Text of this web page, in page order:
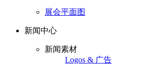
展会平面图
新闻中心
新闻素材
Logos & 广告